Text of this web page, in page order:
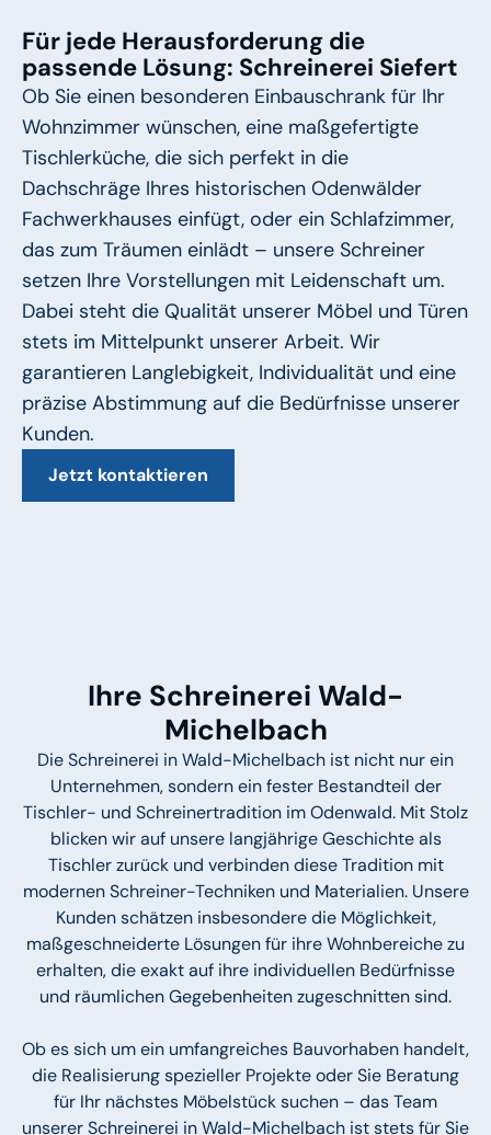
Für jede Herausforderung die
passende Lösung: Schreinerei Siefert
Ob Sie einen besonderen Einbauschrank für Ihr
Wohnzimmer wünschen, eine maßgefertigte
Tischlerküche, die sich perfekt in die
Dachschräge Ihres historischen Odenwälder
Fachwerkhauses einfügt, oder ein Schlafzimmer,
das zum Träumen einlädt – unsere Schreiner
setzen Ihre Vorstellungen mit Leidenschaft um.
Dabei steht die Qualität unserer Möbel und Türen
stets im Mittelpunkt unserer Arbeit. Wir
garantieren Langlebigkeit, Individualität und eine
präzise Abstimmung auf die Bedürfnisse unserer
Kunden.
Jetzt kontaktieren
Ihre Schreinerei Wald-
Michelbach
Die Schreinerei in Wald-Michelbach ist nicht nur ein
Unternehmen, sondern ein fester Bestandteil der
Tischler- und Schreinertradition im Odenwald. Mit Stolz
blicken wir auf unsere langjährige Geschichte als
Tischler zurück und verbinden diese Tradition mit
modernen Schreiner-Techniken und Materialien. Unsere
Kunden schätzen insbesondere die Möglichkeit,
maßgeschneiderte Lösungen für ihre Wohnbereiche zu
erhalten, die exakt auf ihre individuellen Bedürfnisse
und räumlichen Gegebenheiten zugeschnitten sind.
Ob es sich um ein umfangreiches Bauvorhaben handelt,
die Realisierung spezieller Projekte oder Sie Beratung
für Ihr nächstes Möbelstück suchen – das Team
unserer Schreinerei in Wald-Michelbach ist stets für Sie